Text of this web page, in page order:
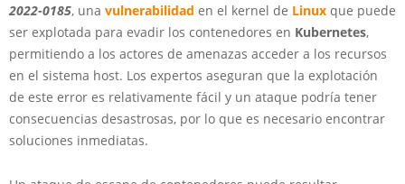
2022-0185, una vulnerabilidad en el kernel de Linux que puede
ser explotada para evadir los contenedores en Kubernetes,
permitiendo a los actores de amenazas acceder a los recursos
en el sistema host. Los expertos aseguran que la explotación
de este error es relativamente fácil y un ataque podría tener
consecuencias desastrosas, por lo que es necesario encontrar
soluciones inmediatas.